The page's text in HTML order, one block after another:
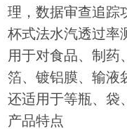
理，数据审查追踪
杯式法水汽透过率
用于对食品、制药
箔、镀铝膜、输液
还适用于等瓶、袋
产品特点